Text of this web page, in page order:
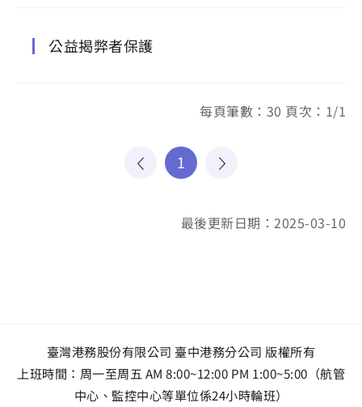
公益揭弊者保護
每頁筆數：30 頁次：1/1
1
最後更新日期：2025-03-10
臺灣港務股份有限公司 臺中港務分公司 版權所有
上班時間：周一至周五 AM 8:00~12:00 PM 1:00~5:00（航管
中心、監控中心等單位係24小時輪班）